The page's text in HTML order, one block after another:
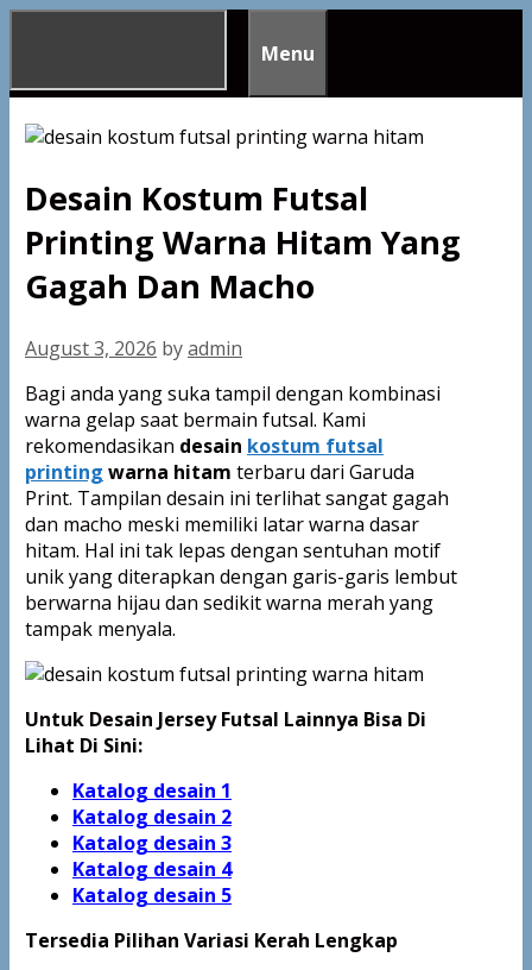
Menu
Desain Kostum Futsal
Printing Warna Hitam Yang
Gagah Dan Macho
August 3, 2026 byadmin
Bagi anda yang suka tampil dengan kombinasi
warna gelap saat bermain futsal. Kami
rekomendasikan desain kostum futsal
printing warna hitam terbaru dari Garuda
Print. Tampilan desain ini terlihat sangat gagah
dan macho meski memiliki latar warna dasar
hitam. Hal ini tak lepas dengan sentuhan motif
unik yang diterapkan dengan garis-garis lembut
berwarna hijau dan sedikit warna merah yang
tampak menyala.
Untuk Desain Jersey Futsal Lainnya Bisa Di
Lihat Di Sini:
Katalog desain 1
Katalog desain 2
Katalog desain 3
Katalog desain 4
Katalog desain 5
Tersedia Pilihan Variasi Kerah Lengkap